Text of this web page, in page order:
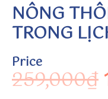
tt
p
s:
//
8t
ra
NÔNG
TRONG
Price
259,000₫